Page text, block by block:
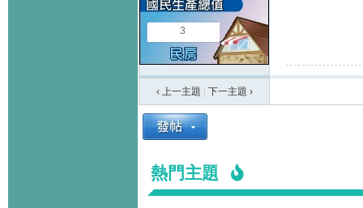
3
‹ 上一主題 下一主題 ›
熱門主題